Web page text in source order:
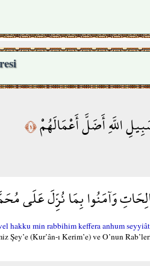
اللَّهِ أَضَلَّ أَعْمَالَهُمْ﴿١﴾
وَآمَنُوا بِمَا نُزِّلَ
hakku min rabbihim keffera anhum
(Kur’ân-ı Kerim’e) ve O’nun